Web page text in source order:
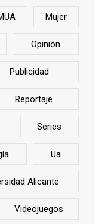
Mujer
Opinión
Publicidad
Reportaje
Series
Ua
Alicante
Videojuegos